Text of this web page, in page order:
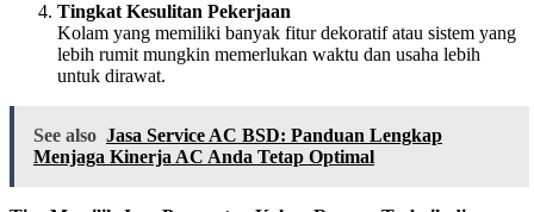
Tingkat Kesulitan Pekerjaan
Kolam yang memiliki banyak fitur dekoratif atau sistem yang
lebih rumit mungkin memerlukan waktu dan usaha lebih
untuk dirawat.
See also Jasa Service AC BSD: Panduan Lengkap
Menjaga Kinerja AC Anda Tetap Optimal